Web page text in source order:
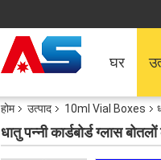
घर
होम उत्पाद 10ml Vial Boxes
धातु पन्नी कार्डबोर्ड ग्लास